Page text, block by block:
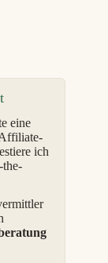
eine
ich
the-